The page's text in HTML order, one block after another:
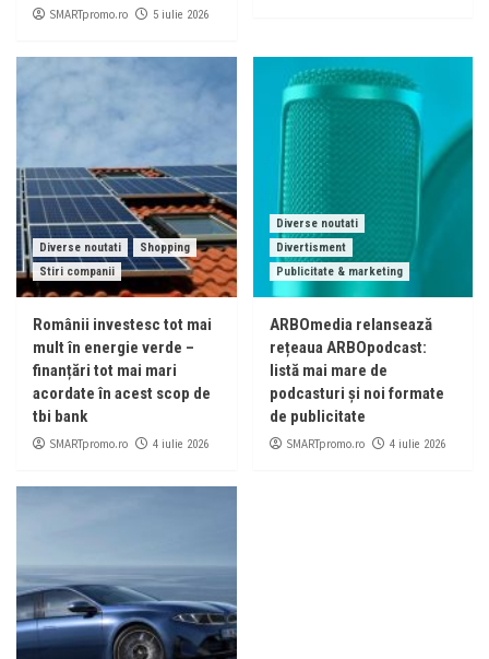
SMARTpromo.ro 5 iulie 2026
Diverse noutati
Shopping
Stiri companii
Românii investesc tot mai
mult în energie verde –
finanțări tot mai mari
acordate în acest scop de
tbi bank
SMARTpromo.ro 4 iulie 2026
Diverse noutati
Divertisment
Publicitate & marketing
ARBOmedia relansează
rețeaua ARBOpodcast:
listă mai mare de
podcasturi și noi formate
de publicitate
SMARTpromo.ro 4 iulie 2026